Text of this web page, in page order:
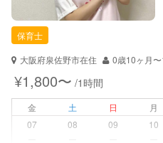
保育士
対応可能/特徴
送迎サ
病児対応 病児
保育士
大阪府泉佐野市在住
0歳10ヶ月
¥1,800〜 /1時間
金 土 日 月
07
08 09 10